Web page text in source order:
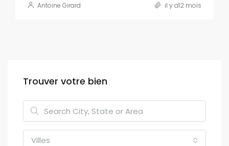
Antoine Girard il y a12 mois
Trouver votre bien
Villes